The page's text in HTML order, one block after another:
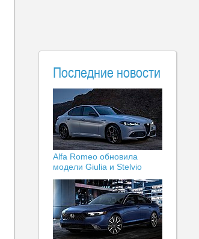
Последние новости
Alfa Romeo обновила
модели Giulia и Stelvio